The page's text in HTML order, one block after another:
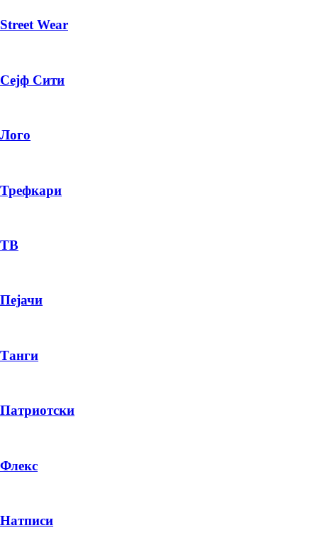
Street Wear
Сејф Сити
Лого
Трефкари
ТВ
Пејачи
Танги
Патриотски
Флекс
Натписи